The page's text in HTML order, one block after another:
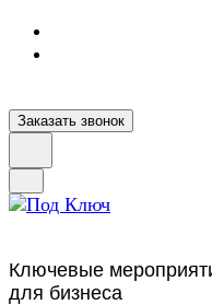
Заказать звонок
Ключевые
для бизнеса